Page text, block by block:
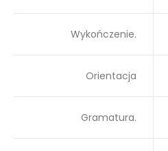
Wykończenie.
Orientacja
Gramatura.